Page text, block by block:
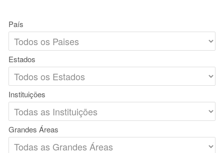
País
Estados
Instituições
Grandes Áreas